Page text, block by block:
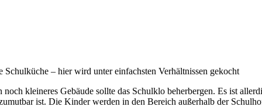
Schulküche – hier wird unter einfachsten Verhältnissen gekocht
noch kleineres Gebäude sollte das Schulklo beherbergen. Es ist
ist. Die Kinder werden in den Bereich außerhalb der